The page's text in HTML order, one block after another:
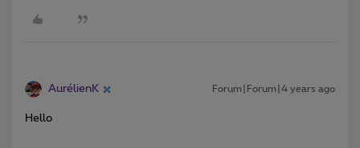
AurélienK Forum|Forum|4 years ago
Hello